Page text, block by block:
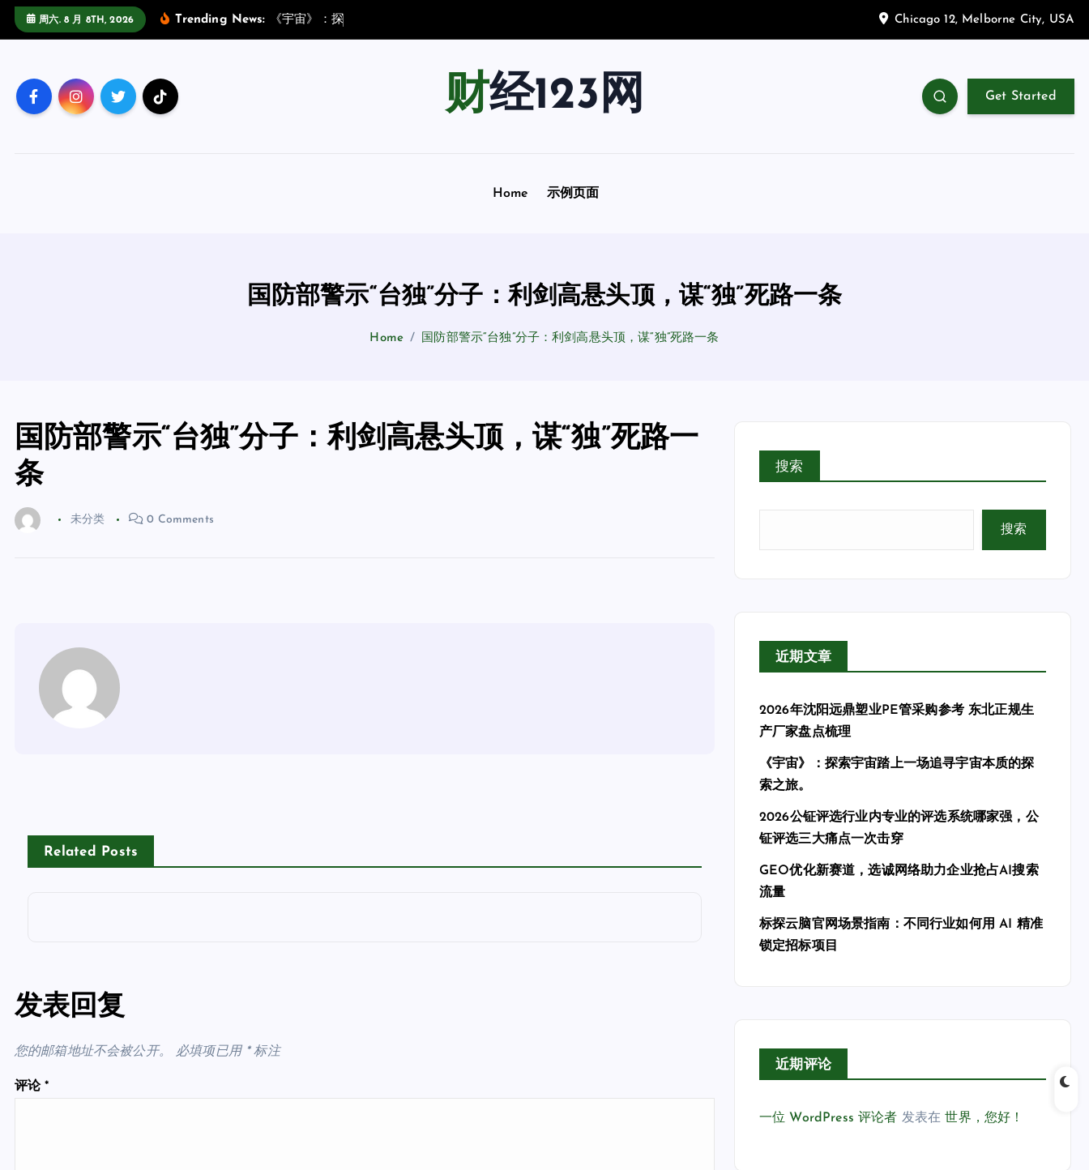
周六. 8 月 8TH, 2026 Trending News: 《宇宙》 ： 探 Chicago 12, Melborne City, USA
财经123网 Get Started
Home 示例页面
国防部警示“台独”分子：利剑高悬头顶，谋“独”死路一条
Home 国防部警示“台独”分子：利剑高悬头顶，谋“独”死路一条
国防部警示“台独”分子：利剑高悬头顶，谋“独”死路一
条
未分类 0 Comments
Related Posts
发表回复
您的邮箱地址不会被公开。 必填项已用 *标注
评论*
搜索
搜索
近期文章
2026年沈阳远鼎塑业PE管采购参考 东北正规生
产厂家盘点梳理
《宇宙》：探索宇宙踏上一场追寻宇宙本质的探
索之旅。
2026公钲评选行业内专业的评选系统哪家强，公
钲评选三大痛点一次击穿
GEO优化新赛道，选诚网络助力企业抢占AI搜索
流量
标探云脑官网场景指南：不同行业如何用 AI 精准
锁定招标项目
近期评论
一位 WordPress 评论者 发表在世界，您好！